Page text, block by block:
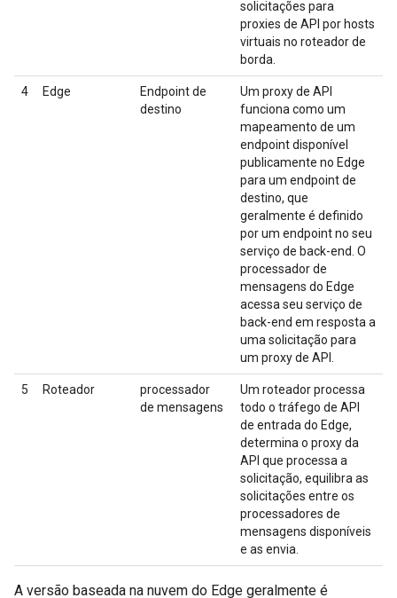
solicitações para
proxies de API por hosts
virtuais no roteador de
borda.
4 Edge
Endpoint de
destino
Um proxy de API
funciona como um
mapeamento de um
endpoint disponível
publicamente no Edge
para um endpoint de
destino, que
geralmente é definido
por um endpoint no seu
serviço de back-end. O
processador de
mensagens do Edge
acessa seu serviço de
back-end em resposta a
uma solicitação para
um proxy de API.
5 Roteador
processador
de mensagens
Um roteador processa
todo o tráfego de API
de entrada do Edge,
determina o proxy da
API que processa a
solicitação, equilibra as
solicitações entre os
processadores de
mensagens disponíveis
e as envia.
A versão baseada na nuvem do Edge geralmente é